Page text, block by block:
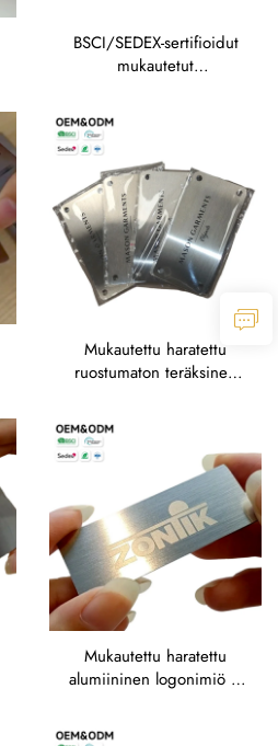
BSCI/SEDEX-sertifioidut
mukautetut
alumiini/ruostumaton teräs
syväkärsintätekniikalla
Mukautettu haratettu
ruostumaton teräksinen
kirjattu vaatetus- ja
muodin brändäykseen
Mukautettu haratettu
alumiininen logonimiö –
teollisuuslaitteiden